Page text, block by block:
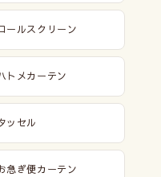
ールスクリーン
トメカーテン
ッセル
急ぎ便カーテン